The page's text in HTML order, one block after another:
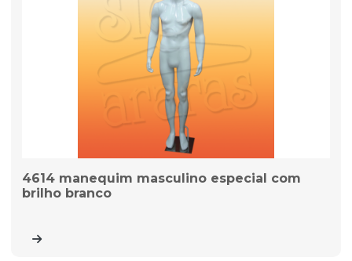
4614 manequim masculino especial com
brilho branco